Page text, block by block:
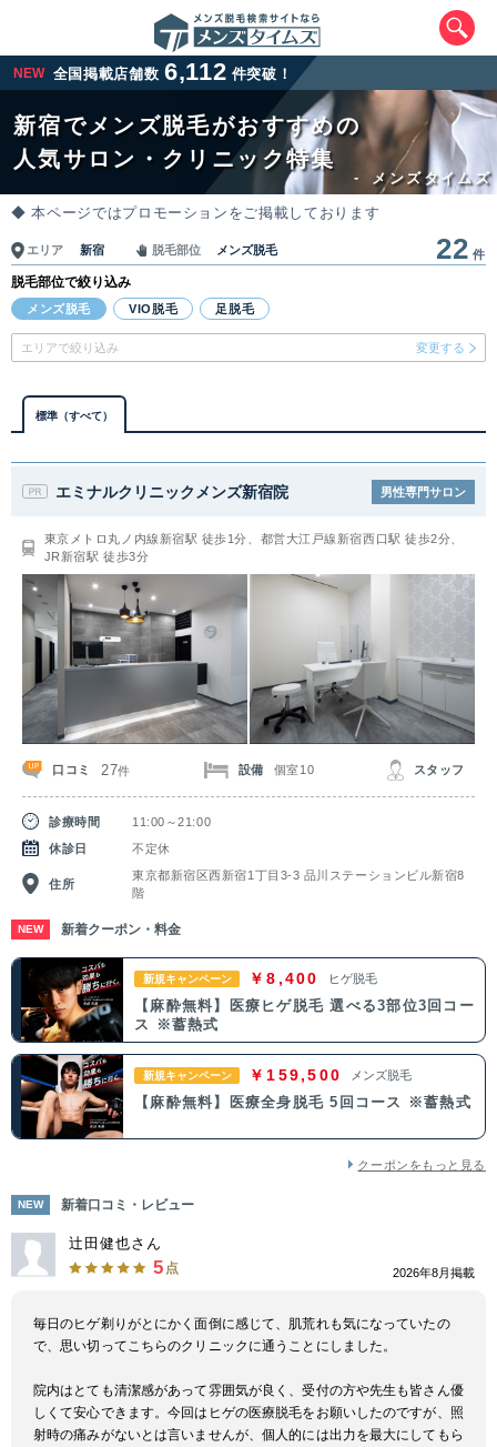
NEW 全国掲載店舗数 6,112 件突破！
新宿でメンズ脱毛がおすすめの
人気サロン・クリニック特集
- メンズタイムズ
◆ 本ページではプロモーションをご掲載しております
エリア 新宿 脱毛部位 メンズ脱毛 22 件
脱毛部位で絞り込み
メンズ脱毛 VIO脱毛 足脱毛
エリアで絞り込み 変更する
標準（すべて）
エミナルクリニックメンズ新宿院 男性専門サロン
東京メトロ丸ノ内線新宿駅 徒歩1分、都営大江戸線新宿西口駅 徒歩2分、
JR新宿駅 徒歩3分
口コミ 27件 設備 個室10 スタッフ
診療時間
11:00～21:00
休診日
不定休
住所
東京都新宿区西新宿1丁目3-3 品川ステーションビル新宿8
階
NEW 新着クーポン・料金
新規キャンペーン ￥8,400 ヒゲ脱毛
【麻酔無料】医療ヒゲ脱毛 選べる3部位3回コー
ス ※蓄熱式
新規キャンペーン ￥159,500 メンズ脱毛
【麻酔無料】医療全身脱毛 5回コース ※蓄熱式
クーポンをもっと見る
NEW 新着口コミ・レビュー
辻田健也さん
5 点 2026年8月掲載
毎日のヒゲ剃りがとにかく面倒に感じて、肌荒れも気になっていたの
で、思い切ってこちらのクリニックに通うことにしました。
院内はとても清潔感があって雰囲気が良く、受付の方や先生も皆さん優
しくて安心できます。今回はヒゲの医療脱毛をお願いしたのですが、照
射時の痛みがないとは言いませんが、個人的には出力を最大にしてもら
エリアから最寄りサロンを探す
北海道・東北
北海道
茨城県
千葉県 東京都
中部
新潟県 富山県 石川県 福井県
山梨県 長野県 岐阜県 静岡県
愛知県
関西
滋賀県 京都府
奈良県 三重県 和歌山県
中国・四国
鳥取県 島根県 岡山県 広島県
高知県
九州・沖縄